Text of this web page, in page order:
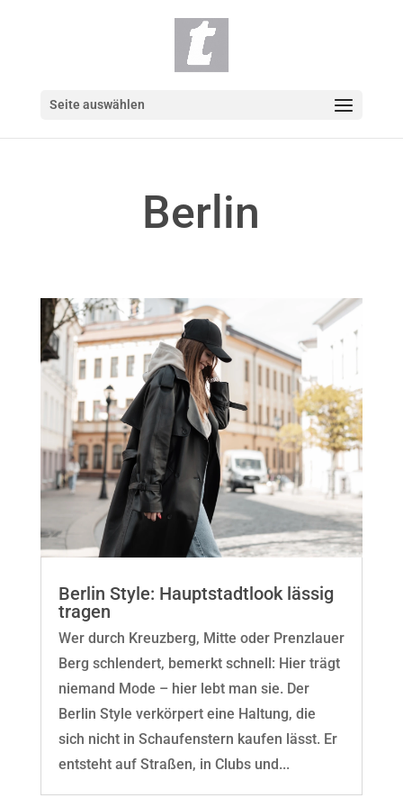
Seite auswählen
Berlin
Berlin Style: Hauptstadtlook lässig
tragen
Wer durch Kreuzberg, Mitte oder Prenzlauer
Berg schlendert, bemerkt schnell: Hier trägt
niemand Mode – hier lebt man sie. Der
Berlin Style verkörpert eine Haltung, die
sich nicht in Schaufenstern kaufen lässt. Er
entsteht auf Straßen, in Clubs und...